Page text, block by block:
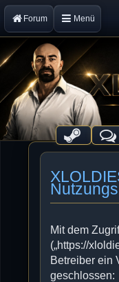
Forum Menü
Mit dem
(„https://
Betreiber ein
geschlossen: